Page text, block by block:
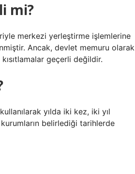
mi?
merkezi yerleştirme işlemlerine
Ancak, devlet memuru olarak
geçerli değildir.
yılda iki kez, iki yıl
belirlediği tarihlerde